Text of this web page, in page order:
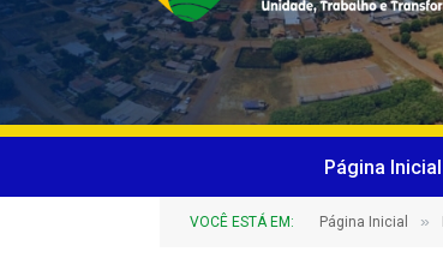
Página Inicial
VOCÊ ESTÁ EM: Página Inicial »